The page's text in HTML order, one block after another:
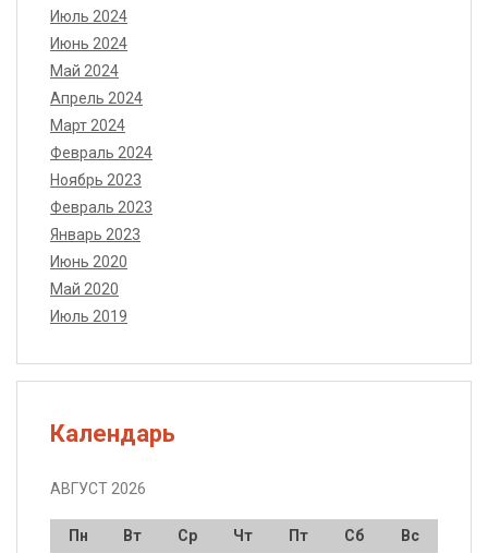
Июль 2024
Июнь 2024
Май 2024
Апрель 2024
Март 2024
Февраль 2024
Ноябрь 2023
Февраль 2023
Январь 2023
Июнь 2020
Май 2020
Июль 2019
Календарь
АВГУСТ 2026
Пн Вт Ср Чт Пт Сб
Вс